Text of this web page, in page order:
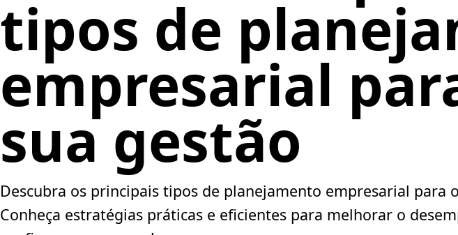
tipos de
empresarial
sua gestão
Descubra os principais tipos de planejamento empresarial para
Conheça estratégias práticas e eficientes para melhorar o